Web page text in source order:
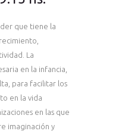
que tiene la
La
en la infancia,
para facilitar los
en la vida
en las que
imaginación y